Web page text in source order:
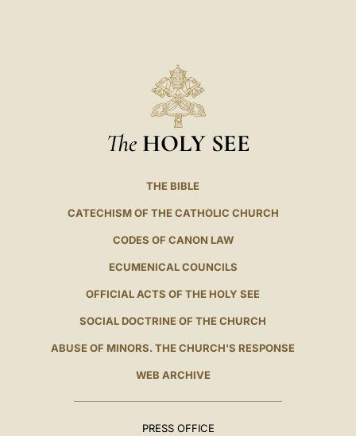
The HOLY SEE
THE BIBLE
CATECHISM OF THE CATHOLIC CHURCH
CODES OF CANON LAW
ECUMENICAL COUNCILS
OFFICIAL ACTS OF THE HOLY SEE
SOCIAL DOCTRINE OF THE CHURCH
ABUSE OF MINORS. THE CHURCH'S RESPONSE
WEB ARCHIVE
PRESS OFFICE